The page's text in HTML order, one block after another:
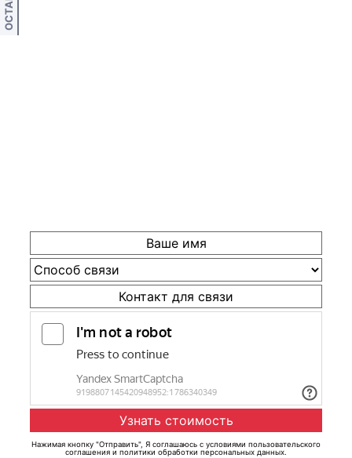
Нажимая кнопку "Отправить", Я соглашаюсь с условиями пользовательского
соглашения и политики обработки персональных данных